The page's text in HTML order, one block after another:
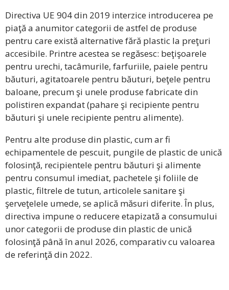
Directiva UE 904 din 2019 interzice introducerea pe
piaţă a anumitor categorii de astfel de produse
pentru care există alternative fără plastic la preţuri
accesibile. Printre acestea se regăsesc: beţişoarele
pentru urechi, tacâmurile, farfuriile, paiele pentru
băuturi, agitatoarele pentru băuturi, beţele pentru
baloane, precum şi unele produse fabricate din
polistiren expandat (pahare şi recipiente pentru
băuturi şi unele recipiente pentru alimente).
Pentru alte produse din plastic, cum ar fi
echipamentele de pescuit, pungile de plastic de unică
folosinţă, recipientele pentru băuturi şi alimente
pentru consumul imediat, pachetele şi foliile de
plastic, filtrele de tutun, articolele sanitare şi
şerveţelele umede, se aplică măsuri diferite. În plus,
directiva impune o reducere etapizată a consumului
unor categorii de produse din plastic de unică
folosinţă până în anul 2026, comparativ cu valoarea
de referinţă din 2022.